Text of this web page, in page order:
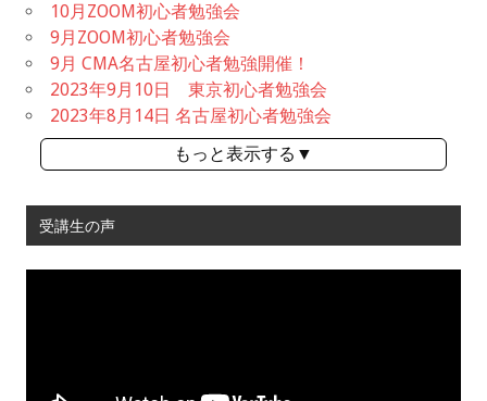
10月ZOOM初心者勉強会
9月ZOOM初心者勉強会
9月 CMA名古屋初心者勉強開催！
2023年9月10日 東京初心者勉強会
2023年8月14日 名古屋初心者勉強会
もっと表示する▼
受講生の声